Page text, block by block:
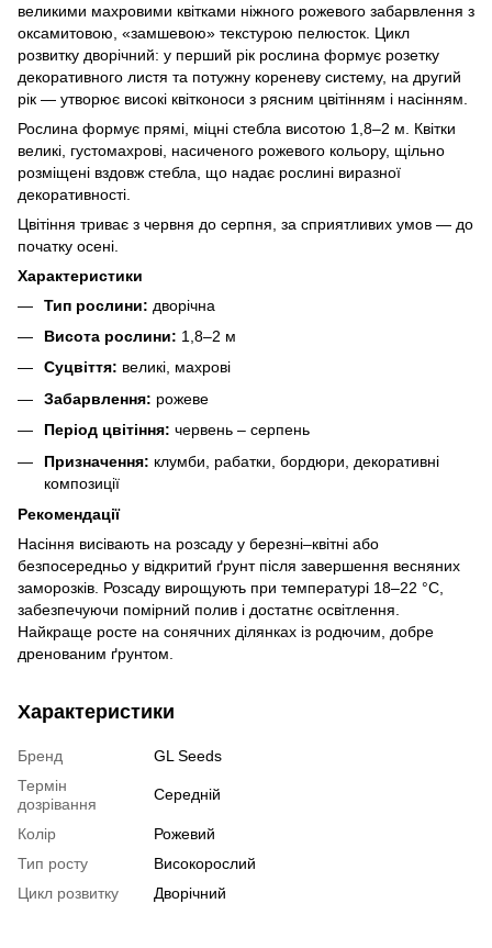
великими махровими квітками ніжного рожевого забарвлення з
оксамитовою, «замшевою» текстурою пелюсток. Цикл
розвитку дворічний: у перший рік рослина формує розетку
декоративного листя та потужну кореневу систему, на другий
рік — утворює високі квітконоси з рясним цвітінням і насінням.
Рослина формує прямі, міцні стебла висотою 1,8–2 м. Квітки
великі, густомахрові, насиченого рожевого кольору, щільно
розміщені вздовж стебла, що надає рослині виразної
декоративності.
Цвітіння триває з червня до серпня, за сприятливих умов — до
початку осені.
Характеристики
Тип рослини: дворічна
Висота рослини: 1,8–2 м
Суцвіття: великі, махрові
Забарвлення: рожеве
Період цвітіння: червень – серпень
Призначення: клумби, рабатки, бордюри, декоративні
композиції
Рекомендації
Насіння висівають на розсаду у березні–квітні або
безпосередньо у відкритий ґрунт після завершення весняних
заморозків. Розсаду вирощують при температурі 18–22 °C,
забезпечуючи помірний полив і достатнє освітлення.
Найкраще росте на сонячних ділянках із родючим, добре
дренованим ґрунтом.
Характеристики
Бренд
GL Seeds
Термін
дозрівання
Середній
Колір
Рожевий
Тип росту
Високорослий
Цикл розвитку
Дворічний